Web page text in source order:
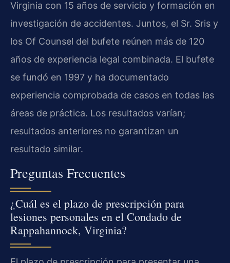
Virginia con 15 años de servicio y formación en
investigación de accidentes. Juntos, el Sr. Sris y
los Of Counsel del bufete reúnen más de 120
años de experiencia legal combinada. El bufete
se fundó en 1997 y ha documentado
experiencia comprobada de casos en todas las
áreas de práctica. Los resultados varían;
resultados anteriores no garantizan un
resultado similar.
Preguntas Frecuentes
¿Cuál es el plazo de prescripción para
lesiones personales en el Condado de
Rappahannock, Virginia?